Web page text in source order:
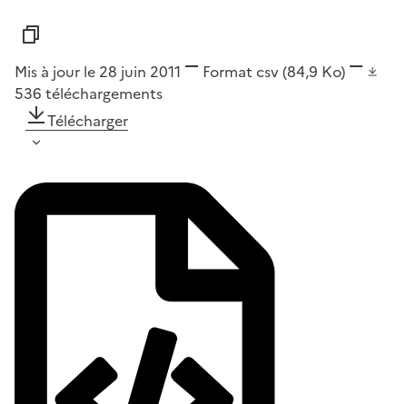
Mis à jour le 28 juin 2011 Format csv(84,9 Ko)
536 téléchargements
Télécharger